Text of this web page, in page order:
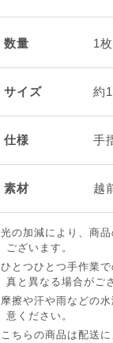
数量 1枚
サイズ 約
仕様 手
素材 越
光の加減により、商
ございます。
ひとつひとつ手作業
真と異なる場合がご
摩擦や汗や雨などの
意ください。
こちらの商品は配送